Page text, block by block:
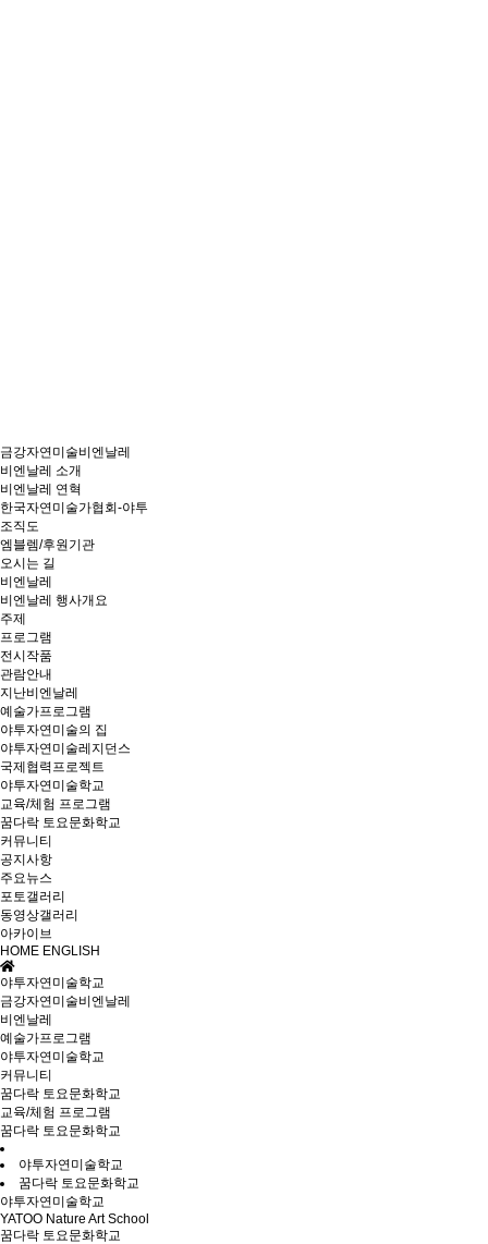
금강자연미술비엔날레
비엔날레 소개
비엔날레 연혁
한국자연미술가협회-야투
조직도
엠블렘/후원기관
오시는 길
비엔날레
비엔날레 행사개요
주제
프로그램
전시작품
관람안내
지난비엔날레
예술가프로그램
야투자연미술의 집
야투자연미술레지던스
국제협력프로젝트
야투자연미술학교
교육/체험 프로그램
꿈다락 토요문화학교
커뮤니티
공지사항
주요뉴스
포토갤러리
동영상갤러리
아카이브
HOME ENGLISH
야투자연미술학교
금강자연미술비엔날레
비엔날레
예술가프로그램
야투자연미술학교
커뮤니티
꿈다락 토요문화학교
교육/체험 프로그램
꿈다락 토요문화학교
야투자연미술학교
꿈다락 토요문화학교
야투자연미술학교
YATOO Nature Art School
꿈다락 토요문화학교